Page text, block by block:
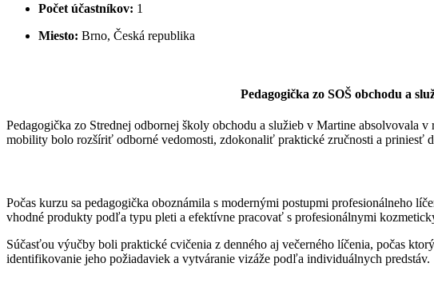
Počet účastníkov: 1
Miesto: Brno, Česká republika
Pedagogička zo SOŠ obchodu a
Pedagogička zo Strednej odbornej školy obchodu a služieb v Martine
mobility bolo rozšíriť odborné vedomosti, zdokonaliť praktické zručnosti a priniesť
Počas kurzu sa pedagogička oboznámila s modernými postupmi profesionálneho
vhodné produkty podľa typu pleti a efektívne pracovať s profesionálnymi
Súčasťou výučby boli praktické cvičenia z denného aj večerného líčenia, počas
identifikovanie jeho požiadaviek a vytváranie vizáže podľa individuálnych predstáv.